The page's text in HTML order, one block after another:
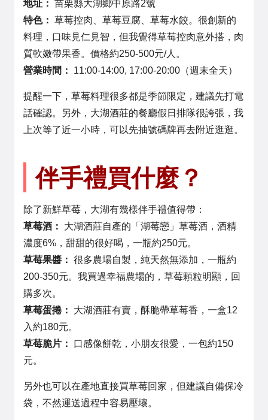
地址： 苗栗縣大湖鄉中原路2號
特色： 草莓控肉、草莓豆腐、草莓水餃。很創新的
料理，口味見仁見智，但我覺得草莓控肉意外搭，肉
質軟嫩帶果香。價格約250-500元/人。
營業時間：
11:00-14:00, 17:00-20:00（週末全天）
提醒一下，草莓料理很多都是季節限定，建議先打電
話確認。另外，大湖酒莊的餐廳假日排隊很誇張，我
上次等了近一小時，可以先抽號碼牌再去附近逛逛。
伴手禮買什麼？
除了新鮮草莓，大湖有幾樣伴手禮值得帶：
草莓酒：
大湖酒莊自產的「湖莓戀」草莓酒，酒精
濃度6%，甜甜的很好喝，一瓶約250元。
草莓果醬： 很多農場自製，純天然無添加，一瓶約
200-350元。我買過幸福農場的，草莓顆粒明顯，回
購多次。
草莓蛋捲：
大湖酒莊有賣，酥脆帶草莓香，一盒12
入約180元。
草莓脆片：
口感像餅乾，小朋友很愛，一包約150
元。
另外也可以在產地直接買草莓回家，但建議自備保冷
袋，不然運送過程中容易壓壞。